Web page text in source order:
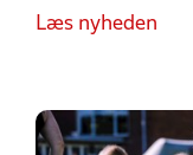
Læs nyheden